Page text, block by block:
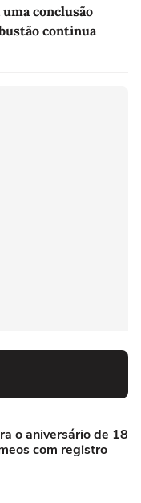
conclusão
continua
o aniversário de 18
com registro